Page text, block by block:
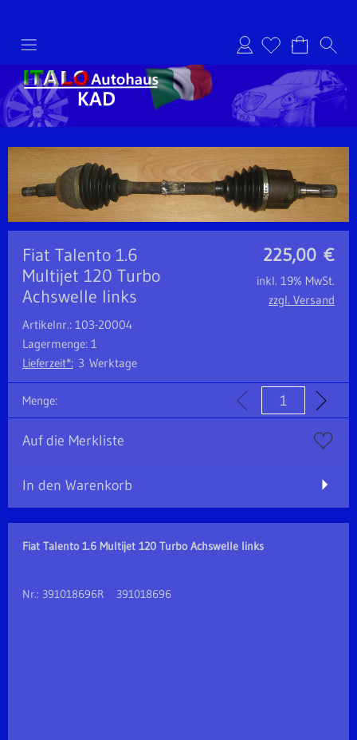
Anmelden
225,00 €
Fiat Talento 1.6
Multijet 120 Turbo
Achswelle links
Artikelnr.: 103-20004
Lagermenge: 1
Lieferzeit*: 3 Werktage
inkl. 19% MwSt.
zzgl. Versand
Menge:
Auf die Merkliste
In den Warenkorb
Fiat Talento 1.6 Multijet 120 Turbo Achswelle links
Nr.: 391018696R 391018696